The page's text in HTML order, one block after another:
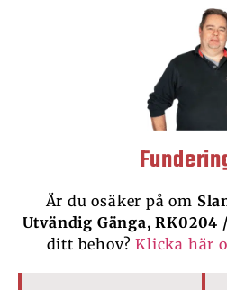
Är du osäker på om
Utvändig Gänga, RK0204
ditt behov?Klicka här